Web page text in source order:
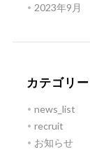
2023年9月
カテゴリー
news_list
recruit
お知らせ